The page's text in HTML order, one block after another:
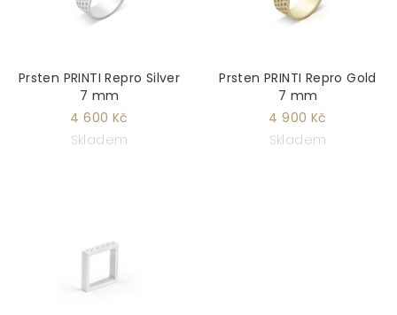
Prsten PRINTI Repro Silver
7 mm
4 600 Kč
Skladem
Prsten PRINTI Repro Gold
7 mm
4 900 Kč
Skladem